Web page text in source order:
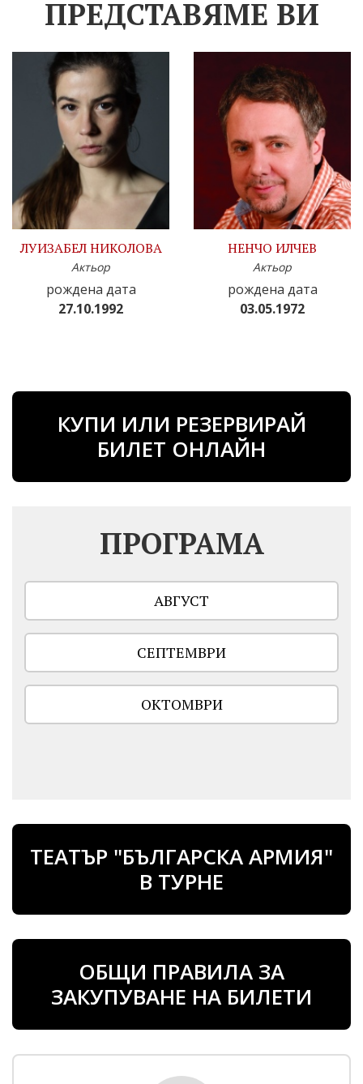
ПРЕДСТАВЯМЕ ВИ
ЛУИЗАБЕЛ НИКОЛОВА
Актьор
рождена дата
27.10.1992
НЕНЧО ИЛЧЕВ
Актьор
рождена дата
03.05.1972
КУПИ ИЛИ РЕЗЕРВИРАЙ
БИЛЕТ ОНЛАЙН
ПРОГРАМА
АВГУСТ
СЕПТЕМВРИ
ОКТОМВРИ
ТЕАТЪР "БЪЛГАРСКА АРМИЯ"
В ТУРНЕ
ОБЩИ ПРАВИЛА ЗА
ЗАКУПУВАНЕ НА БИЛЕТИ